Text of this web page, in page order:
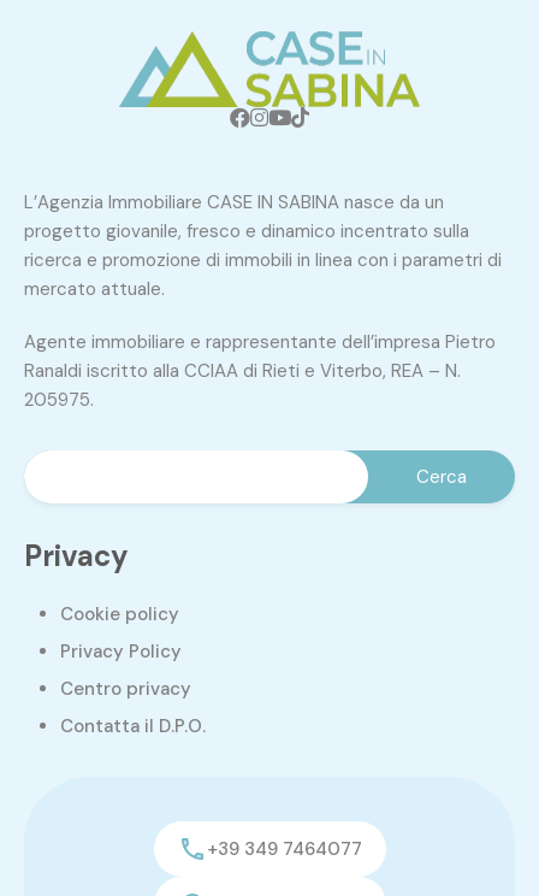
L’Agenzia Immobiliare CASE IN SABINA nasce da un
progetto giovanile, fresco e dinamico incentrato sulla
ricerca e promozione di immobili in linea con i parametri di
mercato attuale.
Agente immobiliare e rappresentante dell’impresa Pietro
Ranaldi iscritto alla CCIAA di Rieti e Viterbo, REA – N.
205975.
Privacy
Cookie policy
Privacy Policy
Centro privacy
Contatta il D.P.O.
+39 349 7464077